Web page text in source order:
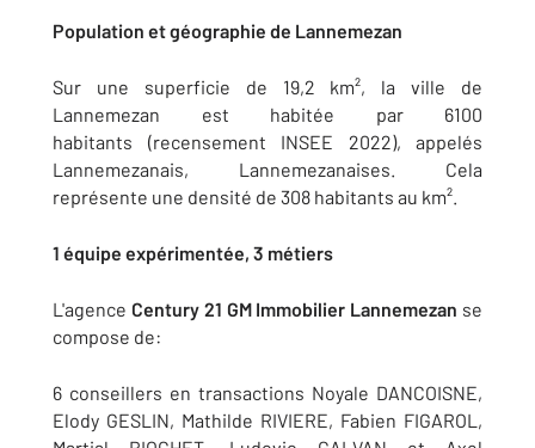
Population et géographie de Lannemezan
Sur une superficie de 19,2 km², la ville de
Lannemezan est habitée par 6100
habitants (recensement INSEE 2022)​​​​​​​, appelés
Lannemezanais, Lannemezanaises. Cela
représente une densité de 308 habitants au km².
1 équipe expérimentée, 3 métiers
L'agence Century 21 GM Immobilier Lannemezan se
compose de:
6 conseillers en transactions Noyale DANCOISNE,
Elody GESLIN, Mathilde RIVIERE, Fabien FIGAROL,